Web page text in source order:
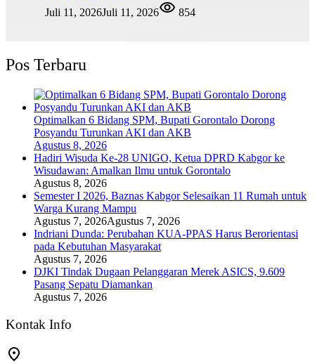
Juli 11, 2026Juli 11, 2026 854
Pos Terbaru
Optimalkan 6 Bidang SPM, Bupati Gorontalo Dorong
Posyandu Turunkan AKI dan AKB
Agustus 8, 2026
Hadiri Wisuda Ke-28 UNIGO, Ketua DPRD Kabgor ke
Wisudawan: Amalkan Ilmu untuk Gorontalo
Agustus 8, 2026
Semester I 2026, Baznas Kabgor Selesaikan 11 Rumah untuk
Warga Kurang Mampu
Agustus 7, 2026Agustus 7, 2026
Indriani Dunda: Perubahan KUA-PPAS Harus Berorientasi
pada Kebutuhan Masyarakat
Agustus 7, 2026
DJKI Tindak Dugaan Pelanggaran Merek ASICS, 9.609
Pasang Sepatu Diamankan
Agustus 7, 2026
Kontak Info